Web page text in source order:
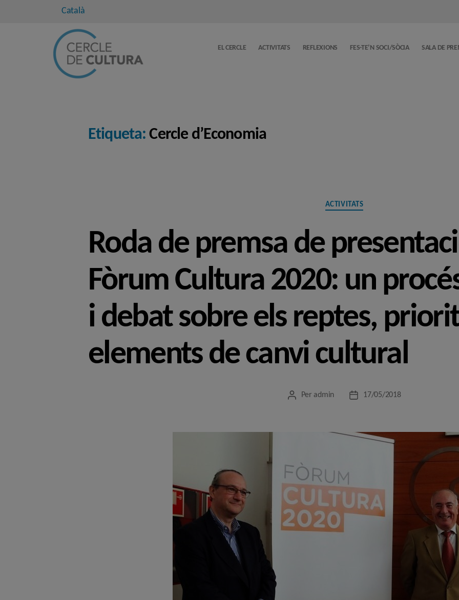
Català
EL CERCLE ACTIVITATS REFLEXIONS FES-TE’N SOCI/SÒCIA SALA DE
Etiqueta: Cercle d’Economia
Categories
ACTIVITATS
Roda de premsa de
Fòrum Cultura 2020: un
i debat sobre els reptes,
elements de canvi cultural
Autor
Per admin
Data17/05/2018